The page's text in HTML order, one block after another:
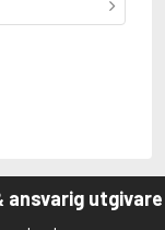
ansvarig utgivare